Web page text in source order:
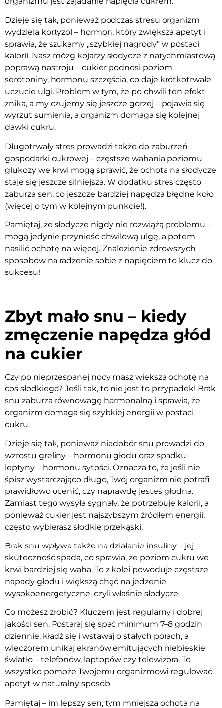
Dzieje się tak, ponieważ podczas stresu organizm
wydziela kortyzol – hormon, który zwiększa apetyt i
sprawia, że szukamy „szybkiej nagrody” w postaci
kalorii. Nasz mózg kojarzy słodycze z natychmiastową
poprawą nastroju – cukier podnosi poziom
serotoniny, hormonu szczęścia, co daje krótkotrwałe
uczucie ulgi. Problem w tym, że po chwili ten efekt
znika, a my czujemy się jeszcze gorzej – pojawia się
wyrzut sumienia, a organizm domaga się kolejnej
dawki cukru.
Długotrwały stres prowadzi także do zaburzeń
gospodarki cukrowej – częstsze wahania poziomu
glukozy we krwi mogą sprawić, że ochota na słodycze
staje się jeszcze silniejsza. W dodatku stres często
zaburza sen, co jeszcze bardziej napędza błędne koło
(więcej o tym w kolejnym punkcie!).
Pamiętaj, że słodycze nigdy nie rozwiążą problemu –
mogą jedynie przynieść chwilową ulgę, a potem
nasilić ochotę na więcej. Znalezienie zdrowszych
sposobów na radzenie sobie z napięciem to klucz do
sukcesu!
Zbyt mało snu – kiedy
zmęczenie napędza głód
na cukier
Czy po nieprzespanej nocy masz większą ochotę na
coś słodkiego? Jeśli tak, to nie jest to przypadek! Brak
snu zaburza równowagę hormonalną i sprawia, że
organizm domaga się szybkiej energii w postaci
cukru.
Dzieje się tak, ponieważ niedobór snu prowadzi do
wzrostu greliny – hormonu głodu oraz spadku
leptyny – hormonu sytości. Oznacza to, że jeśli nie
śpisz wystarczająco długo, Twój organizm nie potrafi
prawidłowo ocenić, czy naprawdę jesteś głodna.
Zamiast tego wysyła sygnały, że potrzebuje kalorii, a
ponieważ cukier jest najszybszym źródłem energii,
często wybierasz słodkie przekąski.
Brak snu wpływa także na działanie insuliny – jej
skuteczność spada, co sprawia, że poziom cukru we
krwi bardziej się waha. To z kolei powoduje częstsze
napady głodu i większą chęć na jedzenie
wysokoenergetyczne, czyli właśnie słodycze.
Co możesz zrobić? Kluczem jest regularny i dobrej
jakości sen. Postaraj się spać minimum 7–8 godzin
dziennie, kładź się i wstawaj o stałych porach, a
wieczorem unikaj ekranów emitujących niebieskie
światło – telefonów, laptopów czy telewizora. To
wszystko pomoże Twojemu organizmowi regulować
apetyt w naturalny sposób.
Pamiętaj – im lepszy sen, tym mniejsza ochota na